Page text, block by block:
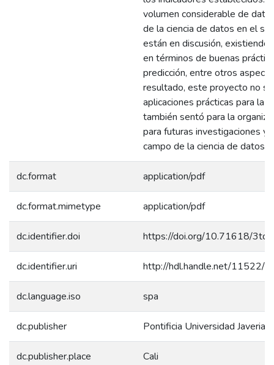
volumen considerable de
de la ciencia de datos en el
están en discusión, existiendo
en términos de buenas
predicción, entre otros
resultado, este proyecto no
aplicaciones prácticas para la
también sentó para la
para futuras investigaciones y
campo de la ciencia de datos.
dc.format application/pdf
dc.format.mimetype application/pdf
dc.identifier.doi https://doi.org/10.71618/
dc.identifier.uri http://hdl.handle.net/11522/
dc.language.iso spa
dc.publisher Pontificia Universidad
dc.publisher.place Cali